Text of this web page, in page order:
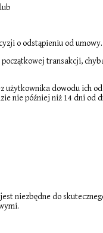
o odstąpieniu od umowy.
transakcji,
dowodu ich
nie później niż 14 dni od
niezbędne do